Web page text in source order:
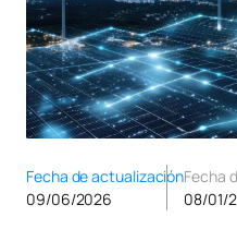
Fecha de actualización
09/06/2026
Fecha
08/01/